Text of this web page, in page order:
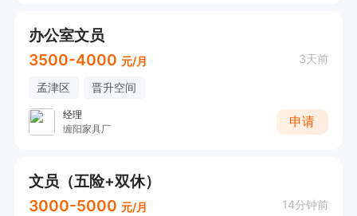
办公室文员
3500-4000 元/月 3天前
孟津区 晋升空间
经理
缠阳家具厂
申请
文员（五险+双休）
3000-5000 元/月 14分钟前